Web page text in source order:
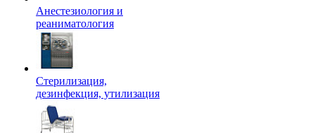
Анестезиология и
реаниматология
Стерилизация,
дезинфекция, утилизация